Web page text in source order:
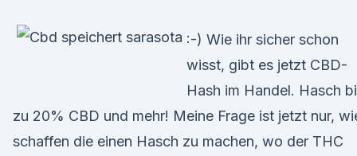
:-) Wie ihr sicher schon
wisst, gibt es jetzt CBD-
Hash im Handel. Hasch
zu 20% CBD und mehr! Meine Frage ist jetzt nur,
schaffen die einen Hasch zu machen, wo der THC